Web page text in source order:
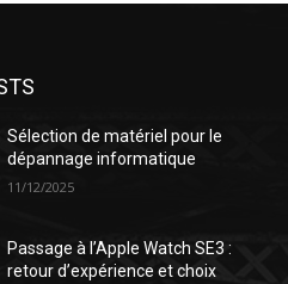
Sélection de matériel pour le
dépannage informatique
11/12/2025
Passage à l’Apple Watch SE3 :
retour d’expérience et choix